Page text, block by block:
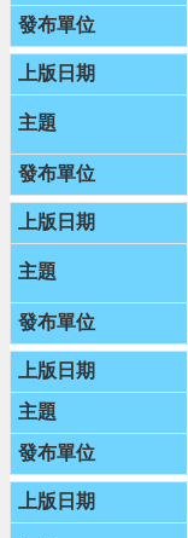
站
資
料
開
放
宣
告
網
站
安
全
政
策